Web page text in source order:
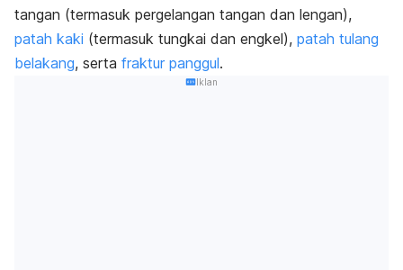
tangan (termasuk pergelangan tangan dan lengan),
patah kaki (termasuk tungkai dan engkel), patah tulang
belakang, serta fraktur panggul.
Iklan